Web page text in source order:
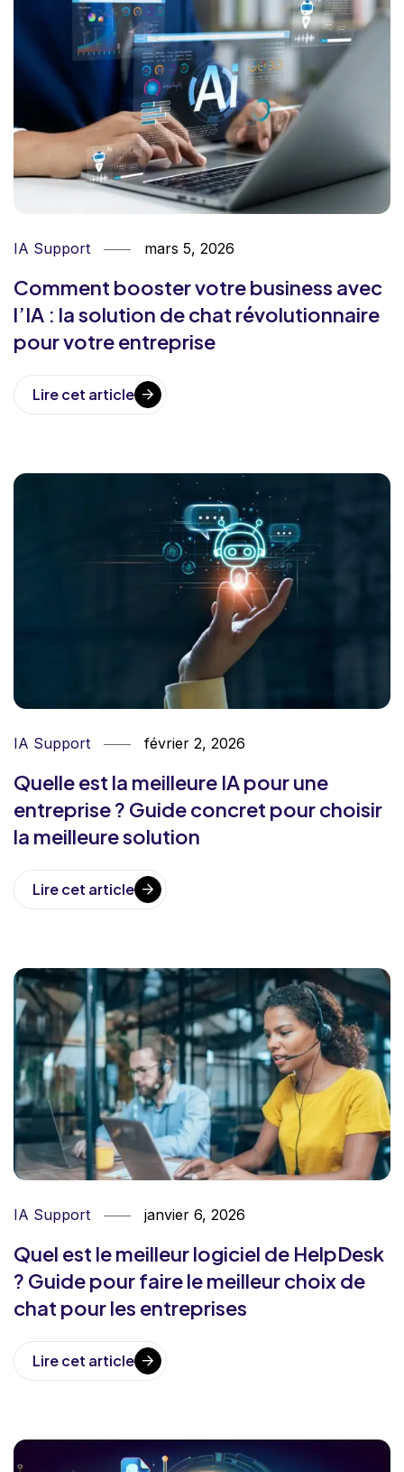
IA Support mars 5, 2026
Comment booster votre business avec
l’IA : la solution de chat révolutionnaire
pour votre entreprise
Lire cet article
IA Support février 2, 2026
Quelle est la meilleure IA pour une
entreprise ? Guide concret pour choisir
la meilleure solution
Lire cet article
IA Support janvier 6, 2026
Quel est le meilleur logiciel de HelpDesk
? Guide pour faire le meilleur choix de
chat pour les entreprises
Lire cet article